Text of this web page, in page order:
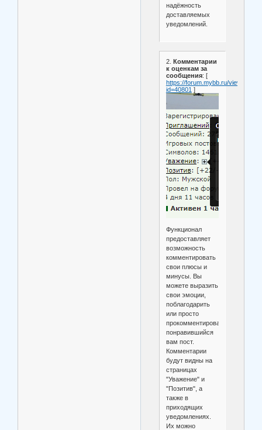
надёжность
доставляемых
уведомлений.
2. Комментарии
к оценкам за
сообщения: [
https://forum.mybb.ru/
id=40801 ]
Функционал
предоставляет
возможность
комментировать
свои плюсы и
минусы. Вы
можете выразить
свои эмоции,
поблагодарить
или просто
прокомментировать
понравившийся
вам пост.
Комментарии
будут видны на
страницах
"Уважение" и
"Позитив", а
также в
приходящих
уведомлениях.
Их можно